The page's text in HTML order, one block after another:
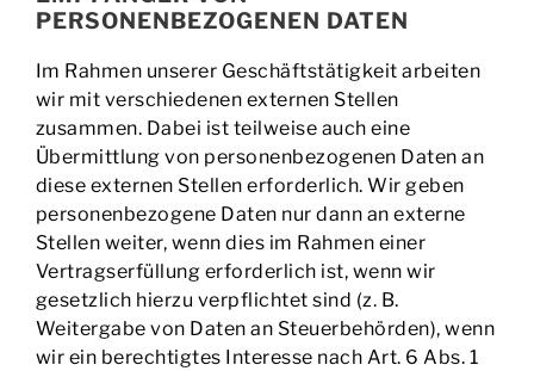
PERSONENBEZOGENEN DATEN
Im Rahmen unserer Geschäftstätigkeit arbeiten
wir mit verschiedenen externen Stellen
zusammen. Dabei ist teilweise auch eine
Übermittlung von personenbezogenen Daten an
diese externen Stellen erforderlich. Wir geben
personenbezogene Daten nur dann an externe
Stellen weiter, wenn dies im Rahmen einer
Vertragserfüllung erforderlich ist, wenn wir
gesetzlich hierzu verpflichtet sind (z. B.
Weitergabe von Daten an Steuerbehörden), wenn
wir ein berechtigtes Interesse nach Art. 6 Abs. 1